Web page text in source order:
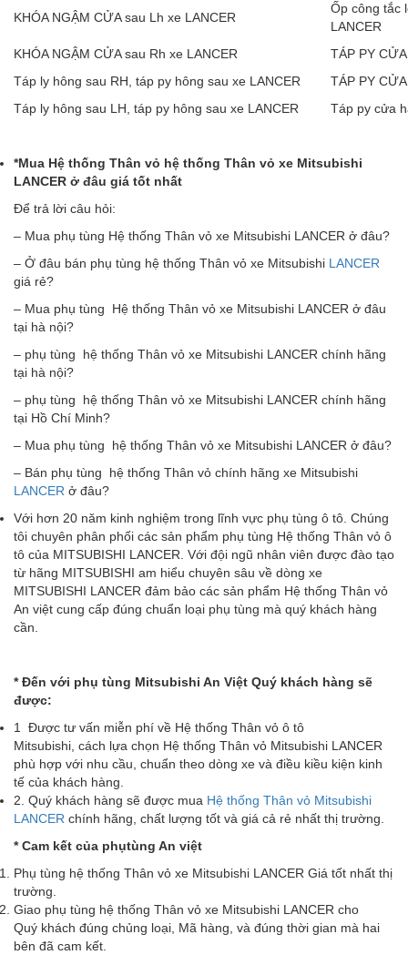
KHÓA NGẬM CỬA sau Lh xe LANCER
Ốp công tắc
LANCER
KHÓA NGẬM CỬA sau Rh xe LANCER
TÁP PY
Táp ly hông sau RH, táp py hông sau xe LANCER
TÁP PY
Táp ly hông sau LH, táp py hông sau xe LANCER
Táp py cửa
*Mua Hệ thống Thân vỏ hệ thống Thân vỏ xe Mitsubishi
LANCER ở đâu giá tốt nhất
Để trả lời câu hỏi:
– Mua phụ tùng Hệ thống Thân vỏ xe Mitsubishi LANCER ở đâu?
– Ở đâu bán phụ tùng hệ thống Thân vỏ xe Mitsubishi LANCER
giá rẻ?
– Mua phụ tùng Hệ thống Thân vỏ xe Mitsubishi LANCER ở đâu
tại hà nội?
– phụ tùng hệ thống Thân vỏ xe Mitsubishi LANCER chính hãng
tại hà nội?
– phụ tùng hệ thống Thân vỏ xe Mitsubishi LANCER chính hãng
tại Hồ Chí Minh?
– Mua phụ tùng hệ thống Thân vỏ xe Mitsubishi LANCER ở đâu?
– Bán phụ tùng hệ thống Thân vỏ chính hãng xe Mitsubishi
LANCER ở đâu?
Với hơn 20 năm kinh nghiệm trong lĩnh vực phụ tùng ô tô. Chúng
tôi chuyên phân phối các sản phẩm phụ tùng Hệ thống Thân vỏ ô
tô của MITSUBISHI LANCER. Với đội ngũ nhân viên được đào tạo
từ hãng MITSUBISHI am hiểu chuyên sâu về dòng xe
MITSUBISHI LANCER đảm bảo các sản phẩm Hệ thống Thân vỏ
An việt cung cấp đúng chuẩn loại phụ tùng mà quý khách hàng
cần.
* Đến với phụ tùng Mitsubishi An Việt Quý khách hàng sẽ
được:
1 Được tư vấn miễn phí về Hệ thống Thân vỏ ô tô
Mitsubishi, cách lựa chọn Hệ thống Thân vỏ Mitsubishi LANCER
phù hợp với nhu cầu, chuẩn theo dòng xe và điều kiều kiện kinh
tế của khách hàng.
2. Quý khách hàng sẽ được mua Hệ thống Thân vỏ Mitsubishi
LANCER chính hãng, chất lượng tốt và giá cả rẻ nhất thị trường.
*Cam kết của phụtùng An việt
Phụ tùng hệ thống Thân vỏ xe Mitsubishi LANCER Giá tốt nhất thị
trường.
Giao phụ tùng hệ thống Thân vỏ xe Mitsubishi LANCER cho
Quý khách đúng chủng loại, Mã hàng, và đúng thời gian mà hai
bên đã cam kết.